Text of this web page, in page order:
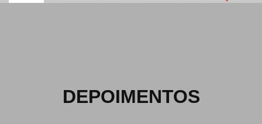
DEPOIMENTOS